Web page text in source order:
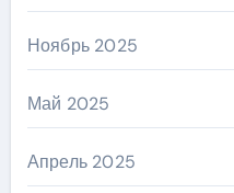
Ноябрь 2025
Май 2025
Апрель 2025